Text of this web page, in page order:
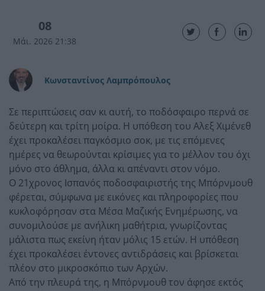
08
Μάι. 2026 21:38
Κωνσταντίνος Λαμπρόπουλος
Σε περιπτώσεις σαν κι αυτή, το ποδόσφαιρο περνά σε
δεύτερη και τρίτη μοίρα. Η υπόθεση του Αλεξ Χιμένεθ
έχει προκαλέσει παγκόσμιο σοκ, με τις επόμενες
ημέρες να θεωρούνται κρίσιμες για το μέλλον του όχι
μόνο στο άθλημα, άλλα κι απέναντι στον νόμο.
Ο 21χρονος Ισπανός ποδοσφαιριστής της Μπόρνμουθ
φέρεται, σύμφωνα με εικόνες και πληροφορίες που
κυκλοφόρησαν στα Μέσα Μαζικής Ενημέρωσης, να
συνομιλούσε με ανήλικη μαθήτρια, γνωρίζοντας
μάλιστα πως εκείνη ήταν μόλις 15 ετών. Η υπόθεση
έχει προκαλέσει έντονες αντιδράσεις και βρίσκεται
πλέον στο μικροσκόπιο των Αρχών.
Από την πλευρά της, η Μπόρνμουθ τον άφησε εκτός